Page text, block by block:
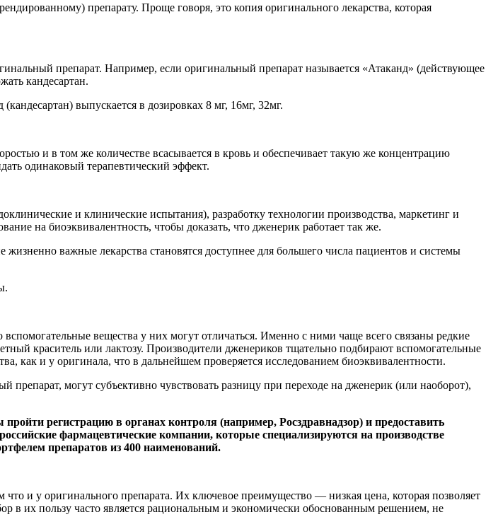
препарату. Проще говоря, это копия оригинального лекарства, которая
препарат. Например, если оригинальный препарат называется «Атаканд» (действующее
кандесартан.
выпускается в дозировках 8 мг, 16мг, 32мг.
и в том же количестве всасывается в кровь и обеспечивает такую же концентрацию
одинаковый терапевтический эффект.
и клинические испытания), разработку технологии производства, маркетинг и
на биоэквивалентность, чтобы доказать, что дженерик работает так же.
важные лекарства становятся доступнее для большего числа пациентов и системы
вещества у них могут отличаться. Именно с ними чаще всего связаны редкие
краситель или лактозу. Производители дженериков тщательно подбирают вспомогательные
как и у оригинала, что в дальнейшем проверяется исследованием биоэквивалентности.
могут субъективно чувствовать разницу при переходе на дженерик (или наоборот),
регистрацию в органах контроля (например, Росздравнадзор) и предоставить
фармацевтические компании, которые специализируются на производстве
препаратов из 400 наименований.
и у оригинального препарата. Их ключевое преимущество — низкая цена, которая позволяет
в их пользу часто является рациональным и экономически обоснованным решением, не